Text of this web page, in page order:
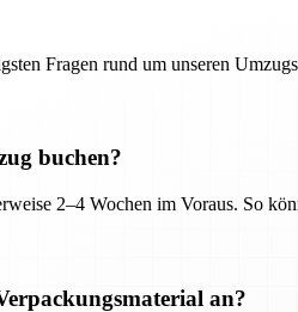
Fragen rund um unseren
buchen?
2–4 Wochen im Voraus. So
an?